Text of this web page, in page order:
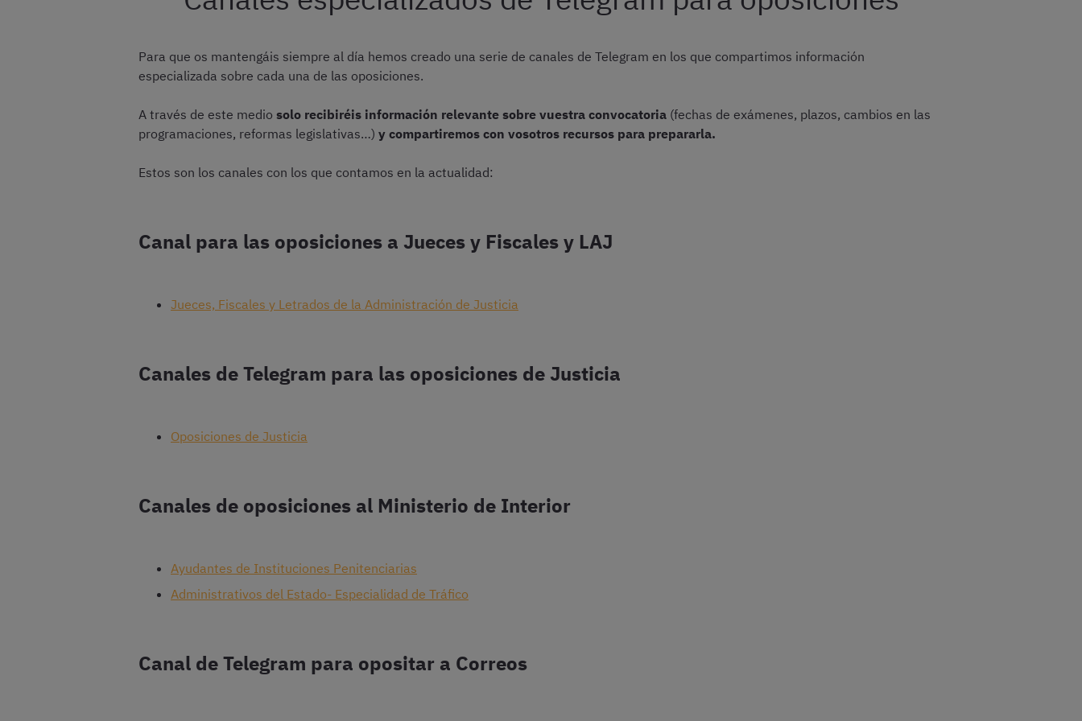
Para que os mantengáis siempre al día hemos creado una serie de canales de Telegram en los que compartimos información
especializada sobre cada una de las oposiciones.
A través de este medio solo recibiréis información relevante sobre vuestra convocatoria (fechas de exámenes, plazos, cambios en las
programaciones, reformas legislativas…) y compartiremos con vosotros recursos para prepararla.
Estos son los canales con los que contamos en la actualidad:
Canal para las oposiciones a Jueces y Fiscales y LAJ
Jueces, Fiscales y Letrados de la Administración de Justicia
Canales de Telegram para las oposiciones de Justicia
Oposiciones de Justicia
Canales de oposiciones al Ministerio de Interior
Ayudantes de Instituciones Penitenciarias
Administrativos del Estado- Especialidad de Tráfico
Canal de Telegram para opositar a Correos